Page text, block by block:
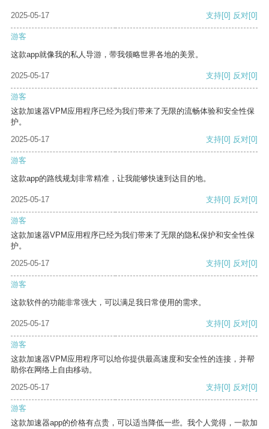
2025-05-17 支持[0] 反对[0]
游客
这款app就像我的私人导游，带我领略世界各地的美景。
2025-05-17 支持[0] 反对[0]
游客
这款加速器VPM应用程序已经为我们带来了无限的流畅体验和安全性保
护。
2025-05-17
支持[0] 反对[0]
游客
这款app的路线规划非常精准，让我能够快速到达目的地。
2025-05-17 支持[0] 反对[0]
游客
这款加速器VPM应用程序已经为我们带来了无限的隐私保护和安全性保
护。
2025-05-17
支持[0] 反对[0]
游客
这款软件的功能非常强大，可以满足我日常使用的需求。
2025-05-17 支持[0] 反对[0]
游客
这款加速器VPM应用程序可以给你提供最高速度和安全性的连接，并帮
助你在网络上自由移动。
2025-05-17
支持[0] 反对[0]
游客
这款加速器app的价格有点贵，可以适当降低一些。我个人觉得，一款加